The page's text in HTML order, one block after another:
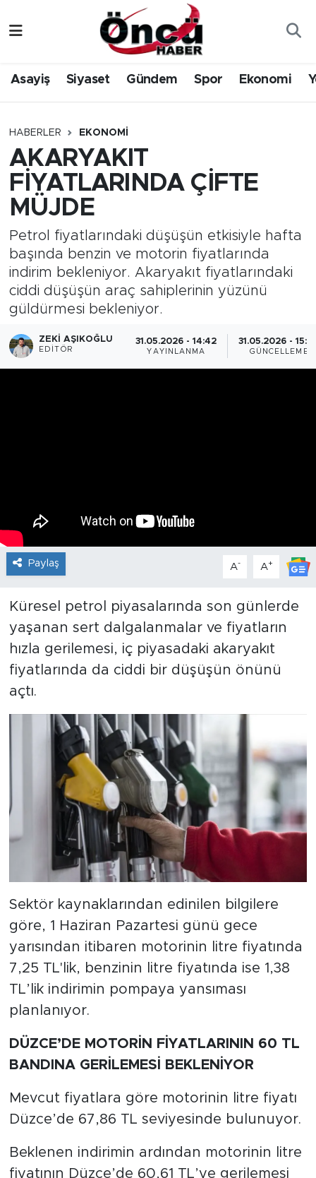
Asayiş Siyaset Gündem Spor Ekonomi
HABERLER EKONOMI
AKARYAKIT
FİYATLARINDA ÇİFTE
MÜJDE
Petrol fiyatlarındaki düşüşün etkisiyle hafta
başında benzin ve motorin fiyatlarında
indirim bekleniyor. Akaryakıt fiyatlarındaki
ciddi düşüşün araç sahiplerinin yüzünü
güldürmesi bekleniyor.
ZEKI AŞIKOĞLU
EDITÖR
31.05.2026 - 14:42
YAYINLANMA
31.05.2026 -
GÜNCELLEME
Paylaş A- A+
Küresel petrol piyasalarında son günlerde
yaşanan sert dalgalanmalar ve fiyatların
hızla gerilemesi, iç piyasadaki akaryakıt
fiyatlarında da ciddi bir düşüşün önünü
açtı.
Sektör kaynaklarından edinilen bilgilere
göre, 1 Haziran Pazartesi günü gece
yarısından itibaren motorinin litre fiyatında
7,25 TL'lik, benzinin litre fiyatında ise 1,38
TL’lik indirimin pompaya yansıması
planlanıyor.
DÜZCE’DE MOTORİN FİYATLARININ 60 TL
BANDINA GERİLEMESİ BEKLENİYOR
Mevcut fiyatlara göre motorinin litre fiyatı
Düzce’de 67,86 TL seviyesinde bulunuyor.
Beklenen indirimin ardından motorinin litre
fiyatının Düzce’de 60,61 TL’ye gerilemesi
Gündem
Sağlık & Çevre
Spor
Siyaset
Yerel Haber
Öncü Radyo Dinle
Öncü TV İzle
Düzce Nöbetçi Eczaneler
Düzce Hava Durumu
Düzce Namaz Vakitleri
Düzce Trafik Yoğunluk Haritası
Süper Lig Puan Durumu ve Fikstür
Tüm Manşetler
Son Dakika Haberleri
Haber Arşivi